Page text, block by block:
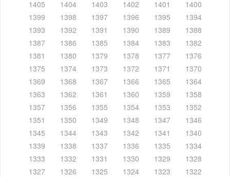
1405
1404 1403 1402 1401
1400
1399
1398 1397 1396 1395
1394
1393
1392 1391 1390 1389
1388
1387
1386 1385 1384 1383
1382
1381
1380 1379 1378 1377
1376
1375
1374 1373 1372 1371
1370
1369
1368 1367 1366 1365
1364
1363
1362 1361 1360 1359
1358
1357
1356 1355 1354 1353
1352
1351
1350 1349 1348 1347
1346
1345
1344 1343 1342 1341
1340
1339
1338 1337 1336 1335
1334
1333
1332 1331 1330 1329
1328
1327
1326 1325 1324 1323
1322